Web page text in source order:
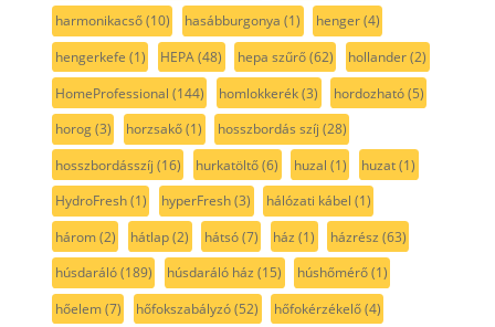
harmonikacső(10) hasábburgonya (1) henger(4)
hengerkefe (1) HEPA(48) hepa szűrő(62) hollander(2)
HomeProfessional (144) homlokkerék(3) hordozható(5)
horog(3) horzsakő(1) hosszbordás szíj (28)
hosszbordásszíj (16) hurkatöltő(6) huzal (1) huzat(1)
HydroFresh(1) hyperFresh(3) hálózati kábel (1)
három(2) hátlap(2) hátsó(7) ház (1) házrész (63)
húsdaráló(189) húsdaráló ház (15) húshőmérő(1)
hőelem(7) hőfokszabályzó(52) hőfokérzékelő(4)